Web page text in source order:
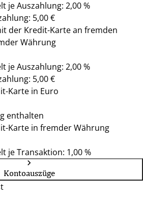
je Auszahlung: 2,00 %
5,00 €
der Kredit-Karte an fremden
Währung
je Auszahlung: 2,00 %
5,00 €
Karte in Euro
enthalten
Karte in fremder Währung
je Transaktion: 1,00 %
Kontoauszüge